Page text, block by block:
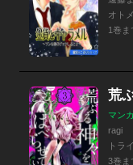
オト
1巻ま
荒
マン
ragi
トラ
3巻ま